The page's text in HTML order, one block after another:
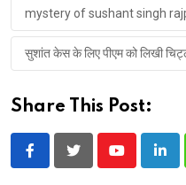
mystery of sushant singh
सुशांत केस के लिए पीएम को लिखी
Share This Post:
Youtube